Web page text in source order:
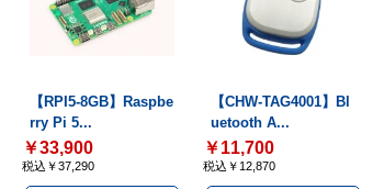
【RPI5-8GB】Raspbe
rry Pi 5...
￥33,900
税込￥37,290
【CHW-TAG4001】Bl
uetooth A...
￥11,700
税込￥12,870